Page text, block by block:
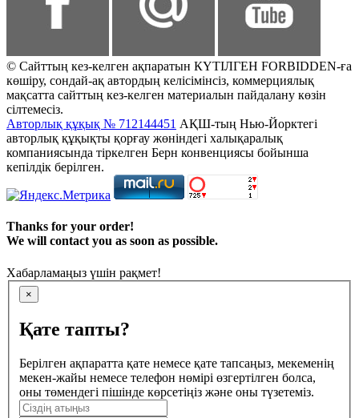
© Сайттың кез-келген ақпаратын КҮТІЛГЕН FORBIDDEN-ға
көшіру, сондай-ақ автордың келісімінсіз, коммерциялық
мақсатта сайттың кез-келген материалын пайдалану көзін
сілтемесіз.
Авторлық құқық № 712144451 АҚШ-тың Нью-Йорктегі
авторлық құқықты қорғау жөніндегі халықаралық
компаниясында тіркелген Берн конвенциясы бойынша
кепілдік берілген.
Thanks for your order!
We will contact you as soon as possible.
Хабарламаңыз үшін рақмет!
×
Қате тапты?
Берілген ақпаратта қате немесе қате тапсаңыз, мекеменің
мекен-жайы немесе телефон нөмірі өзгертілген болса,
оны төмендегі пішінде көрсетіңіз және оны түзетеміз.